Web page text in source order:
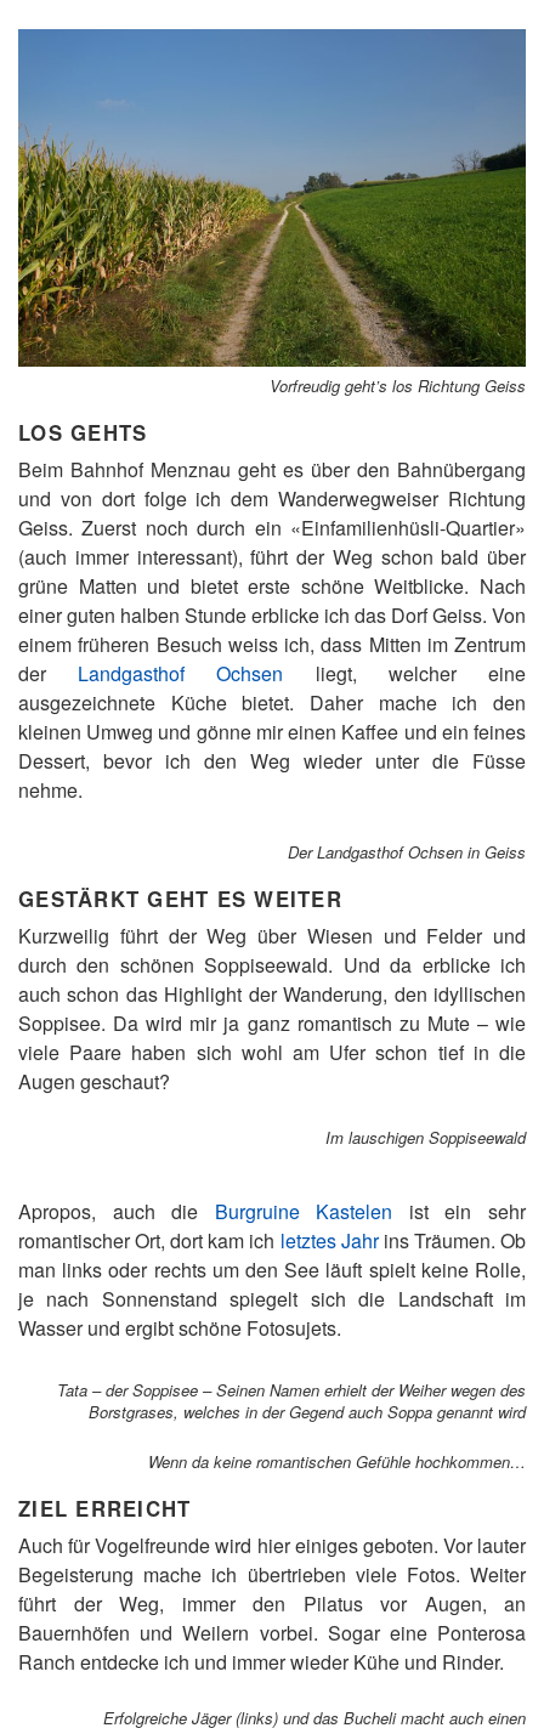
Vorfreudig geht’s los Richtung Geiss
LOS GEHTS
Beim Bahnhof Menznau geht es über den Bahnübergang
und von dort folge ich dem Wanderwegweiser Richtung
Geiss. Zuerst noch durch ein «Einfamilienhüsli-Quartier»
(auch immer interessant), führt der Weg schon bald über
grüne Matten und bietet erste schöne Weitblicke. Nach
einer guten halben Stunde erblicke ich das Dorf Geiss. Von
einem früheren Besuch weiss ich, dass Mitten im Zentrum
der Landgasthof Ochsen liegt, welcher eine
ausgezeichnete Küche bietet. Daher mache ich den
kleinen Umweg und gönne mir einen Kaffee und ein feines
Dessert, bevor ich den Weg wieder unter die Füsse
nehme.
Der Landgasthof Ochsen in Geiss
GESTÄRKT GEHT ES WEITER
Kurzweilig führt der Weg über Wiesen und Felder und
durch den schönen Soppiseewald. Und da erblicke ich
auch schon das Highlight der Wanderung, den idyllischen
Soppisee. Da wird mir ja ganz romantisch zu Mute – wie
viele Paare haben sich wohl am Ufer schon tief in die
Augen geschaut?
Im lauschigen Soppiseewald
Apropos, auch die Burgruine Kastelen ist ein sehr
romantischer Ort, dort kam ich letztes Jahrins Träumen. Ob
man links oder rechts um den See läuft spielt keine Rolle,
je nach Sonnenstand spiegelt sich die Landschaft im
Wasser und ergibt schöne Fotosujets.
Tata – der Soppisee – Seinen Namen erhielt der Weiher wegen des
Borstgrases, welches in der Gegend auch Soppa genannt wird
Wenn da keine romantischen Gefühle hochkommen…
ZIEL ERREICHT
Auch für Vogelfreunde wird hier einiges geboten. Vor lauter
Begeisterung mache ich übertrieben viele Fotos. Weiter
führt der Weg, immer den Pilatus vor Augen, an
Bauernhöfen und Weilern vorbei. Sogar eine Ponterosa
Ranch entdecke ich und immer wieder Kühe und Rinder.
Erfolgreiche Jäger (links) und das Bucheli macht auch einen